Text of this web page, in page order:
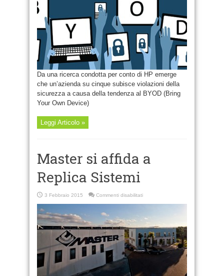
sicurezza!
Da una ricerca condotta per conto di HP emerge
che un’azienda su cinque subisce violazioni della
sicurezza a causa della tendenza al BYOD (Bring
Your Own Device)
Leggi Articolo »
Master si affida a
Replica Sistemi
3 Febbraio 2015 Commenti disabilitatisu
si
a
Replica
Sistemi